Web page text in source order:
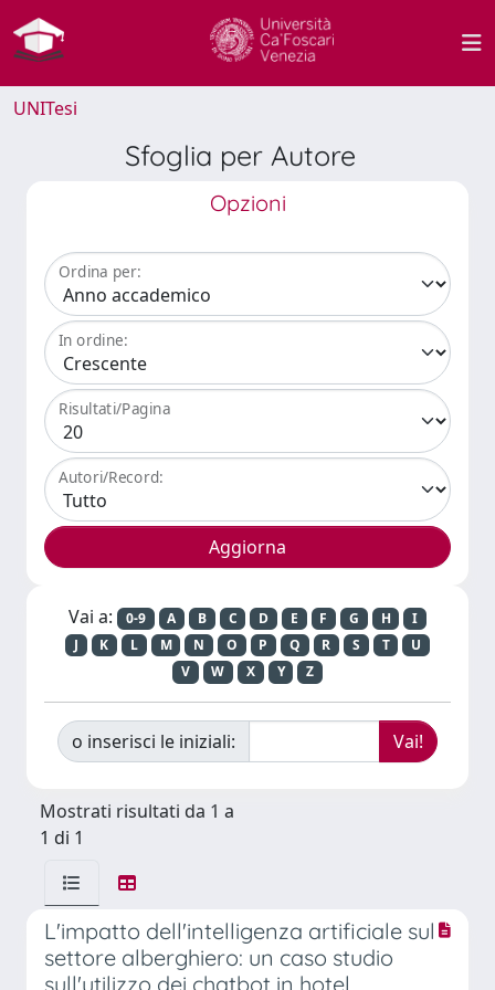
UNITesi
Sfoglia per Autore
Opzioni
Ordina per:
In ordine:
Risultati/Pagina
Autori/Record:
Vai a: 0-9 A B C D E F G H
I
J
K L M N O P Q R S T
U
V
W X Y Z
o inserisci le iniziali:
Mostrati risultati da 1 a
1 di 1
L'impatto dell'intelligenza artificiale sul
settore alberghiero: un caso studio
sull'utilizzo dei chatbot in hotel.